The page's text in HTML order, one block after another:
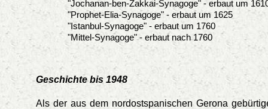
"Jochanan-ben-Zakkai-Synagoge" - erbaut um
"Prophet-Elia-Synagoge" - erbaut um 1625
"Istanbul-Synagoge" - erbaut um 1760
"Mittel-Synagoge" - erbaut nach 1760
Geschichte bis 1948
Als der aus dem nordostspanischen Gerona